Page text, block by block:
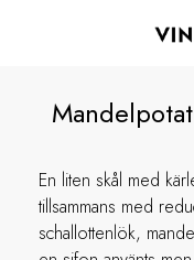
En liten skål med
tillsammans med
schallottenlök,